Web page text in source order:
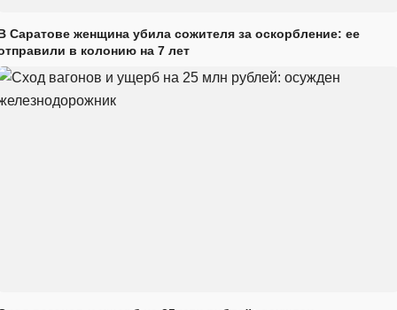
Саратове женщина убила сожителя за оскорбление: ее
в колонию на 7 лет